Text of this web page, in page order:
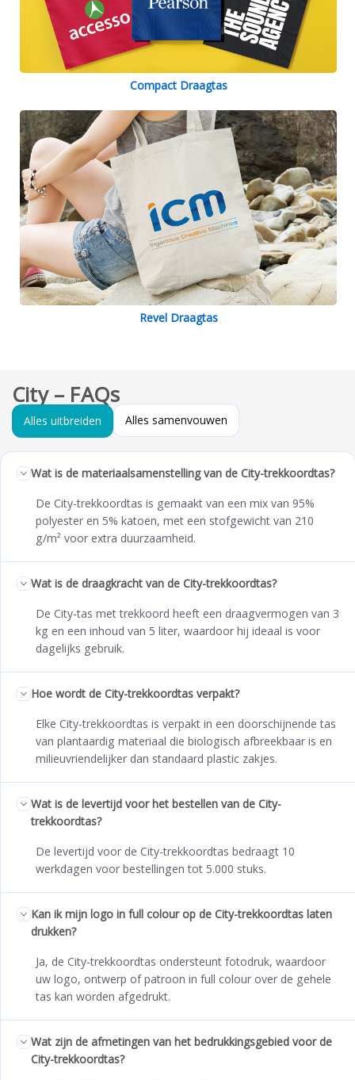
Compact Draagtas
Revel Draagtas
City – FAQs
Alles uitbreiden Alles samenvouwen
Wat is de materiaalsamenstelling van de City-trekkoordtas?
De City-trekkoordtas is gemaakt van een mix van 95%
polyester en 5% katoen, met een stofgewicht van 210
g/m² voor extra duurzaamheid.
Wat is de draagkracht van de City-trekkoordtas?
De City-tas met trekkoord heeft een draagvermogen van 3
kg en een inhoud van 5 liter, waardoor hij ideaal is voor
dagelijks gebruik.
Hoe wordt de City-trekkoordtas verpakt?
Elke City-trekkoordtas is verpakt in een doorschijnende tas
van plantaardig materiaal die biologisch afbreekbaar is en
milieuvriendelijker dan standaard plastic zakjes.
Wat is de levertijd voor het bestellen van de City-
trekkoordtas?
De levertijd voor de City-trekkoordtas bedraagt 10
werkdagen voor bestellingen tot 5.000 stuks.
Kan ik mijn logo in full colour op de City-trekkoordtas laten
drukken?
Ja, de City-trekkoordtas ondersteunt fotodruk, waardoor
uw logo, ontwerp of patroon in full colour over de gehele
tas kan worden afgedrukt.
Wat zijn de afmetingen van het bedrukkingsgebied voor de
City-trekkoordtas?